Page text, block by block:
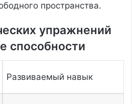
пространства.
упражнений
способности
Развиваемый навык